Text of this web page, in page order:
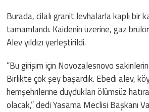
Burada, cilalı granit levhalarla kaplı bir
tamamlandı. Kaidenin üzerine, gaz
Alev yıldızı yerleştirildi.
“Bu girişim için Novozalesnovo
Birlikte çok şey başardık. Ebedi alev,
hemşehrilerine duydukları ölümsüz
olacak,” dedi Yasama Meclisi Başkanı